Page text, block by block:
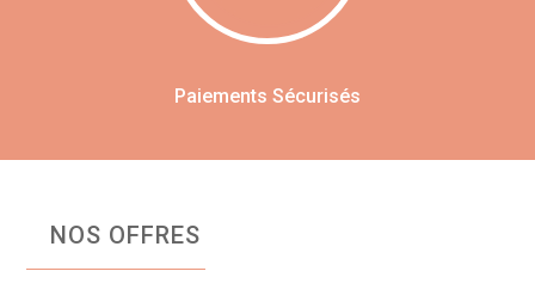
Paiements Sécurisés
NOS OFFRES